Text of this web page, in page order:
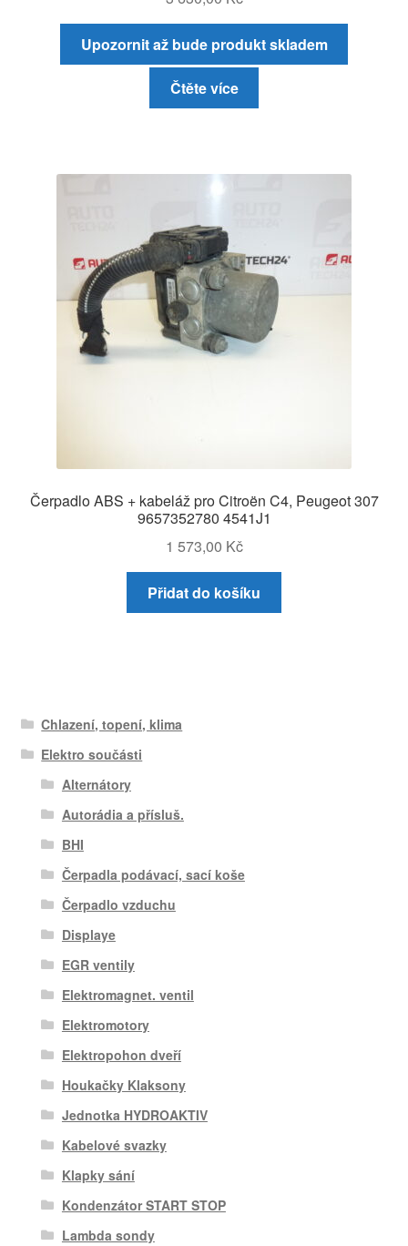
Upozornit až bude produkt skladem
Čtěte více
Čerpadlo ABS + kabeláž pro Citroën C4, Peugeot 307
9657352780 4541J1
1 573,00 Kč
Přidat do košíku
Chlazení, topení, klima
Elektro součásti
Alternátory
Autorádia a přísluš.
BHI
Čerpadla podávací, sací koše
Čerpadlo vzduchu
Displaye
EGR ventily
Elektromagnet. ventil
Elektromotory
Elektropohon dveří
Houkačky Klaksony
Jednotka HYDROAKTIV
Kabelové svazky
Klapky sání
Kondenzátor START STOP
Lambda sondy